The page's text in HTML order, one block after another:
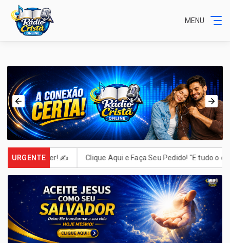
MENU
URGENTE
Escrever! ✍️ Clique Aqui e Faça Seu Pedido! "E tudo o que